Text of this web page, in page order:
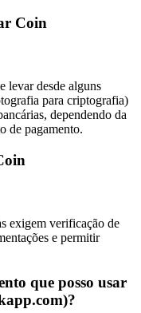
Bonus
Coin
levar desde alguns
para criptografia)
dependendo da
de pagamento.
exigem verificação de
e permitir
que posso usar